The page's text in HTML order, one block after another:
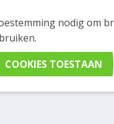
apparaten
nodig om